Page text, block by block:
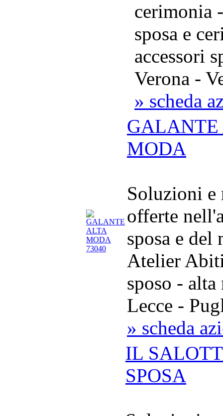
cerimonia
sposa e
accessori
Verona -
» scheda
GALANTE
MODA
Soluzioni e
offerte
sposa e
Atelier
sposo - alta
Lecce -
» scheda
IL
SPOSA